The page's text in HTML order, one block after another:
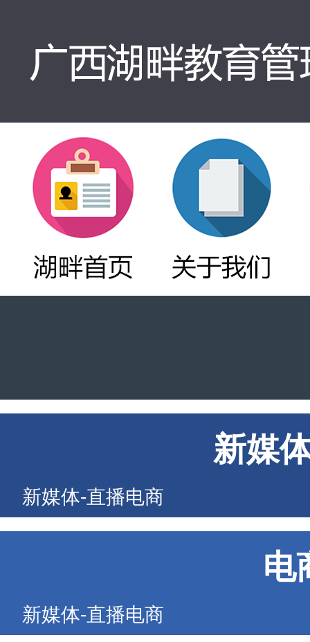
新媒
新媒体-直播电商
电
新媒体-直播电商